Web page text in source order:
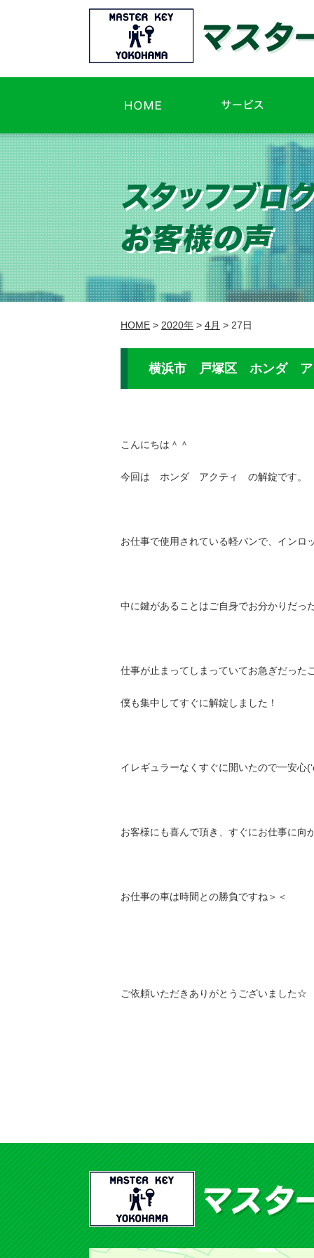
HOME > 2020年 > 4月 > 27日
横浜市 戸塚区 ホンダ ア
こんにちは＾＾
今回は ホンダ アクティ の解錠です。
お仕事で使用されている軽バンで、インロ
中に鍵があることはご自身でお分かりだっ
仕事が止まってしまっていてお急ぎだった
僕も集中してすぐに解錠しました！
イレギュラーなくすぐに開いたので一安心
お客様にも喜んで頂き、すぐにお仕事に向
お仕事の車は時間との勝負ですね＞＜
ご依頼いただきありがとうございました☆